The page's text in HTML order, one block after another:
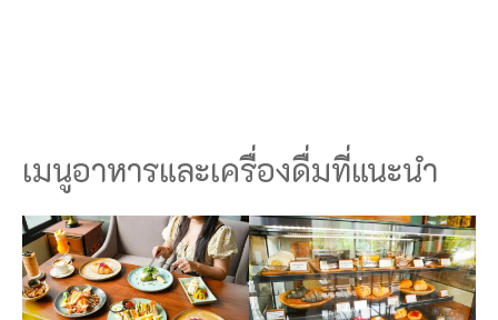
เมนูอาหารและเครื่องดื่มที่แนะนำ